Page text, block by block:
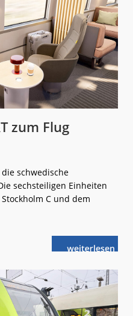
zum Flug
schwedische
sechsteiligen Einheiten
C und dem
weiterlese
nStockholm:
Flug